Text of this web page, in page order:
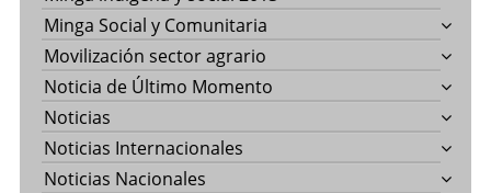
Minga Social y Comunitaria
Movilización sector agrario
Noticia de Último Momento
Noticias
Noticias Internacionales
Noticias Nacionales